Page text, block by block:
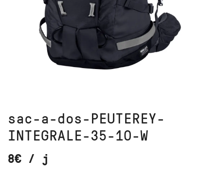
sac-a-dos-PEUTEREY-
INTEGRALE-35-10-W
8€ / j